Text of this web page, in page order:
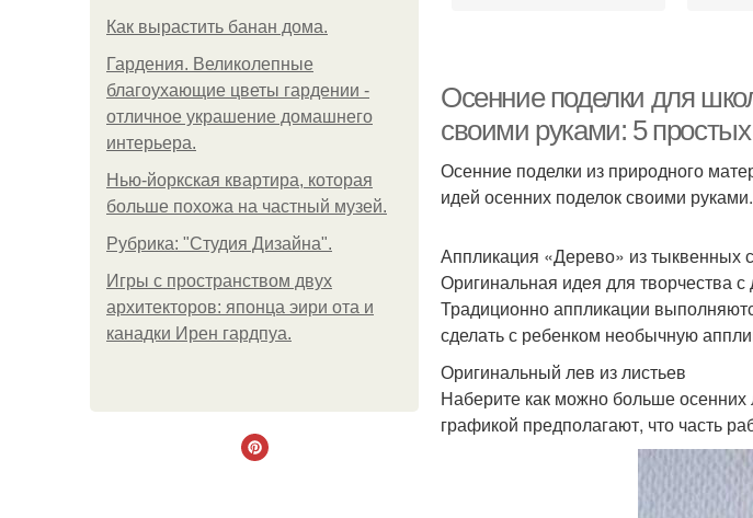
Как вырастить банан дома.
Гардения. Великолепные
благоухающие цветы гардении -
отличное украшение домашнего
интерьера.
Нью-йоркская квартира, которая
больше похожа на частный музей.
Рубрика: "Студия Дизайна".
Игры с пространством двух
архитекторов: японца эири ота и
канадки Ирен гардпуа.
Креативные поделки
Осенняя поделка
Поделка для детей
Осенние поделки для
своими руками: 5
Осенние поделки из природного
идей осенних поделок своими руками.
Аппликация «Дерево» из тыквенных
Оригинальная идея для творчества
Традиционно аппликации
сделать с ребенком необычную
Оригинальный лев из листьев
Наберите как можно больше осенних
графикой предполагают, что часть